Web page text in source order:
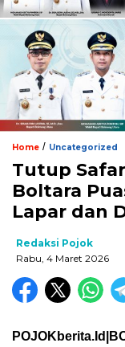
Home / Uncategorized
Tutup
Boltara
Lapar dan
Redaksi Pojok
Rabu, 4 Maret 2026